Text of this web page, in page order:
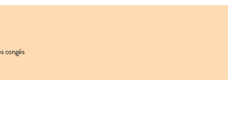
congés